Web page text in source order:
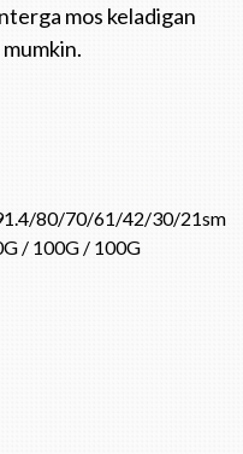
mos keladigan
80/70/61/42/30/21sm
/ 100G / 100G